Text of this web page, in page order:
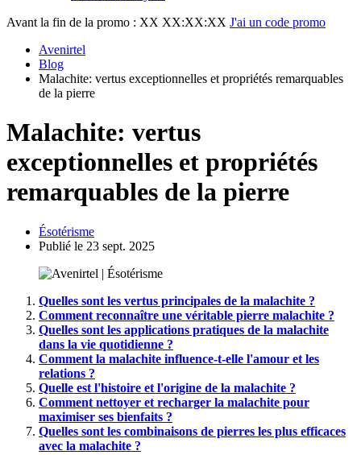
Avant la fin de la promo : XX XX:XX:XX J'ai un code promo
Avenirtel
Blog
Malachite: vertus exceptionnelles et propriétés remarquables
de la pierre
Malachite: vertus
exceptionnelles et propriétés
remarquables de la pierre
Ésotérisme
Publié le 23 sept. 2025
Quelles sont les vertus principales de la malachite ?
Comment reconnaître une véritable pierre malachite ?
Quelles sont les applications pratiques de la malachite
dans la vie quotidienne ?
Comment la malachite influence-t-elle l'amour et les
relations ?
Quelle est l'histoire et l'origine de la malachite ?
Comment nettoyer et recharger la malachite pour
maximiser ses bienfaits ?
Quelles sont les combinaisons de pierres les plus efficaces
avec la malachite ?